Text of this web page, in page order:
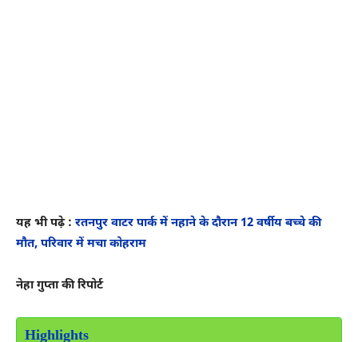
यह भी पढ़े : रतनपुर वाटर पार्क में नहाने के दौरान 12 वर्षीय बच्चे की
मौत, परिवार में मचा कोहराम
नेहा गुप्ता की रिपोर्ट
Highlights